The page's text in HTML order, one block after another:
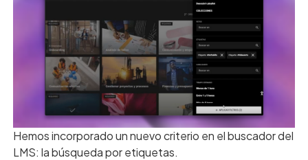
Hemos incorporado un nuevo criterio en el buscador del
LMS: la búsqueda por etiquetas.